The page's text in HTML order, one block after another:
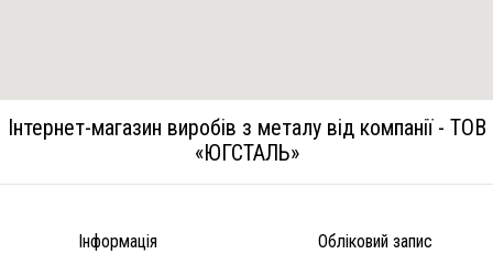
Інтернет-магазин виробів з металу від компанії - ТОВ
«ЮГСТАЛЬ»
Інформація Обліковий запис